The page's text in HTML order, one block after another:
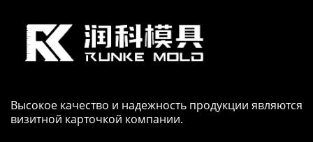
Высокое качество и надежность продукции являются
визитной карточкой компании.